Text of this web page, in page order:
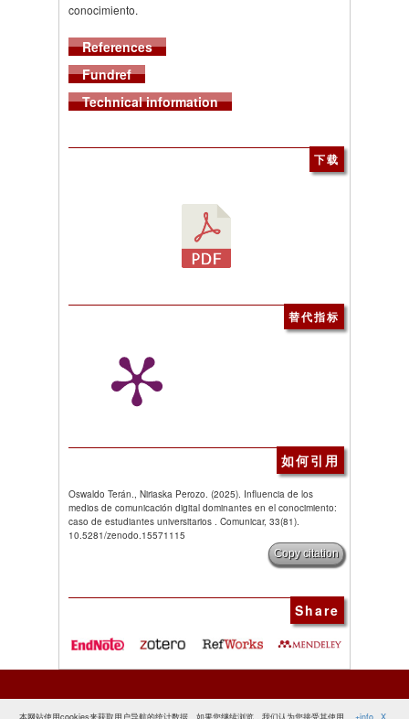
conocimiento.
References
Fundref
Technical information
下载
替代指标
如何引用
Oswaldo Terán., Niriaska Perozo. (2025). Influencia de los
medios de comunicación digital dominantes en el conocimiento:
caso de estudiantes universitarios . Comunicar, 33(81).
10.5281/zenodo.15571115
Copy citation
Share